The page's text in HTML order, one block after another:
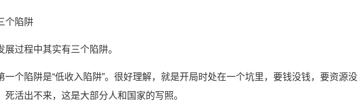
个陷阱
展过程中其实有三个陷阱。
一个陷阱是“低收入陷阱”。很好理解，就是开局时处在一个坑里，要钱没钱，要资源没
死活出不来，这是大部分人和国家的写照。